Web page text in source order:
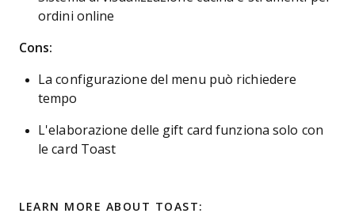
ordini online
Cons:
La configurazione del menu può richiedere
tempo
L'elaborazione delle gift card funziona solo con
le card Toast
LEARN MORE ABOUT TOAST: